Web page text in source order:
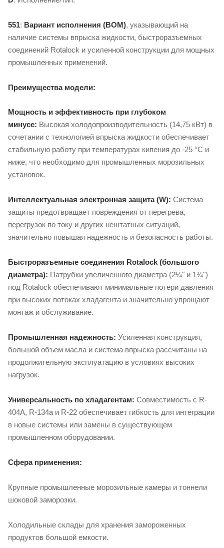
551: Вариант исполнения (BOM), указывающий на
наличие системы впрыска жидкости, быстроразъемных
соединений Rotalock и усиленной конструкции для мощных
промышленных применений.
Преимущества модели:
Мощность и эффективность при глубоком
минусе: Высокая холодопроизводительность (14,75 кВт) в
сочетании с технологией впрыска жидкости обеспечивает
стабильную работу при температурах кипения до -25 °C и
ниже, что необходимо для промышленных морозильных
установок.
Интеллектуальная электронная защита (W): Система
защиты предотвращает повреждения от перегрева,
перегрузок по току и других нештатных ситуаций,
значительно повышая надежность и безопасность работы.
Быстроразъемные соединения Rotalock (большого
диаметра): Патрубки увеличенного диаметра (2¼" и 1¾")
под Rotalock обеспечивают минимальные потери давления
при высоких потоках хладагента и значительно упрощают
монтаж и обслуживание.
Промышленная надежность: Усиленная конструкция,
большой объем масла и система впрыска рассчитаны на
продолжительную эксплуатацию в условиях высоких
нагрузок.
Универсальность по хладагентам: Совместимость с R-
404A, R-134a и R-22 обеспечивает гибкость для интеграции
в новые системы или замены в существующем
промышленном оборудовании.
Сфера применения:
Крупные промышленные морозильные камеры и тоннели
шоковой заморозки.
Холодильные склады для хранения замороженных
продуктов большой емкости.